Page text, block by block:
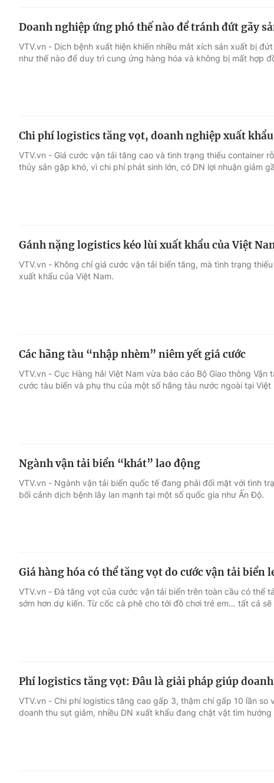
Doanh nghiệp ứng phó thế nào để tránh đứt gãy
VTV.vn - Dịch bệnh xuất hiện khiến nhiều mắt xích sản xuất bị
như thế nào để duy trì cung ứng hàng hóa và không bị mất hợp
Chi phí logistics tăng vọt, doanh nghiệp xuất
VTV.vn - Giá cước vận tải tăng cao và tình trạng thiếu container
thủy sản gặp khó, vì chi phí phát sinh lớn, có DN lợi nhuận giảm
Gánh nặng logistics kéo lùi xuất khẩu của Việt
VTV.vn - Không chỉ giá cước vận tải biển tăng, mà tình trạng
xuất khẩu của Việt Nam.
Các hãng tàu “nhập nhèm” niêm yết giá cước
VTV.vn - Cục Hàng hải Việt Nam vừa báo cáo Bộ Giao thông
cước tàu biển và phụ thu của một số hãng tàu nước ngoài tại Việt
Ngành vận tải biển “khát” lao động
VTV.vn - Ngành vận tải biển quốc tế đang phải đối mặt với tình
bối cảnh dịch bệnh lây lan mạnh tại một số quốc gia như Ấn Độ.
Giá hàng hóa có thể tăng vọt do cước vận tải biển
VTV.vn - Đà tăng vọt của cước vận tải biển trên toàn cầu có thể
sớm hơn dự kiến. Từ cốc cà phê cho tới đồ chơi trẻ em… tất cả sẽ
Phí logistics tăng vọt: Đâu là giải pháp giúp
VTV.vn - Chi phí logistics tăng cao gấp 3, thậm chí gấp 10 lần so
doanh thu sụt giảm, nhiều DN xuất khẩu đang chật vật tìm